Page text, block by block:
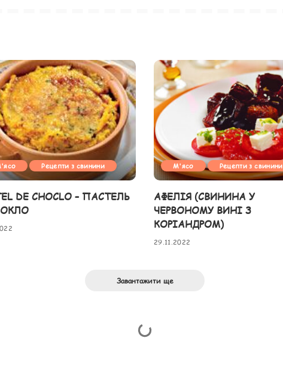
Рецепти з свинини
DE CHOCLO – ПАСТЕЛЬ
М'ясо Рецепти з свинини
АФЕЛІЯ (СВИНИНА У
ЧЕРВОНОМУ ВИНІ З
КОРІАНДРОМ)
29.11.2022
Завантажити ще